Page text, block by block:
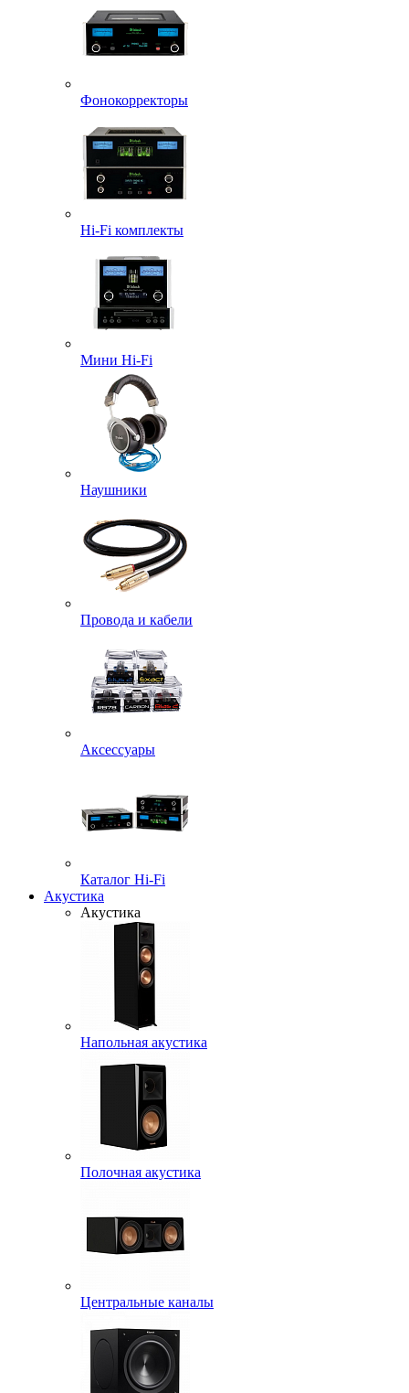
Фонокорректоры
Hi-Fi комплекты
Мини Hi-Fi
Наушники
Провода и кабели
Аксессуары
Каталог Hi-Fi
Акустика
Акустика
Напольная акустика
Полочная акустика
Центральные каналы